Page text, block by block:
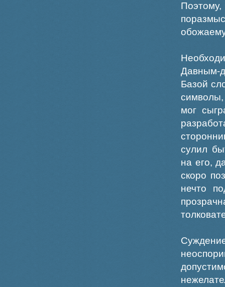
Давным-
Базой
символы,
мог
сулил
на его,
скоро
нечто